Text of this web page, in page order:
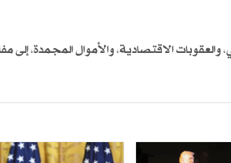
والعقوبات الاقتصادية، والأموال المجمدة، إلى